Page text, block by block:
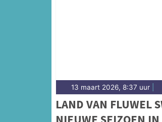
13 maart 2026, 8:37 uur
LAND VAN FLUWEL